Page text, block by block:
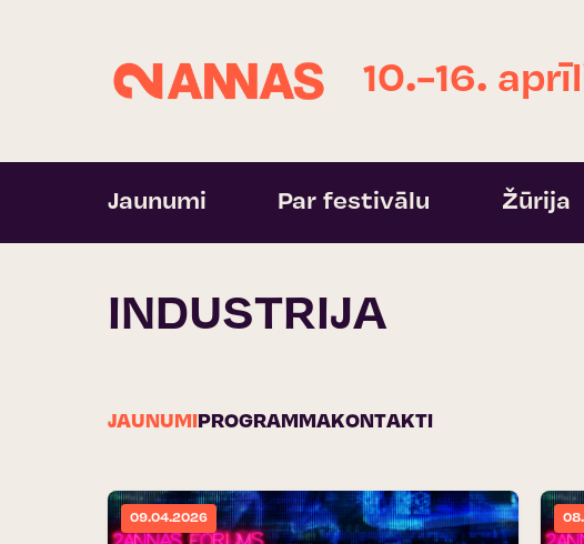
10.-16.
Jaunumi Par festivālu Žūrija
INDUSTRIJA
JAUNUMIPROGRAMMAKONTAKTI
09.04.2026